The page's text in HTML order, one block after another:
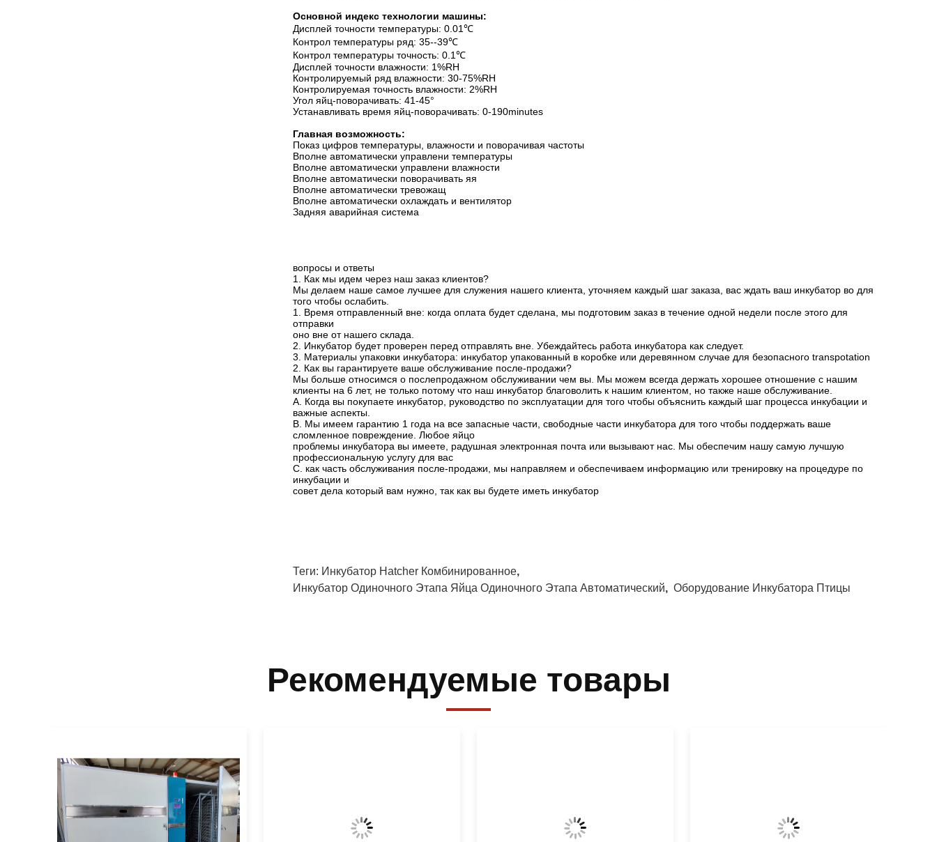
Основной индекс технологии машины:
Дисплей точности температуры: 0.01℃
Контрол температуры ряд: 35--39℃
Контрол температуры точность: 0.1℃
Дисплей точности влажности: 1%RH
Контролируемый ряд влажности: 30-75%RH
Контролируемая точность влажности: 2%RH
Угол яйц-поворачивать: 41-45°
Устанавливать время яйц-поворачивать: 0-190minutes
Главная возможность:
Показ цифров температуры, влажности и поворачивая частоты
Вполне автоматически управлени температуры
Вполне автоматически управлени влажности
Вполне автоматически поворачивать яя
Вполне автоматически тревожащ
Вполне автоматически охлаждать и вентилятор
Задняя аварийная система
вопросы и ответы
1. Как мы идем через наш заказ клиентов?
Мы делаем наше самое лучшее для служения нашего клиента, уточняем каждый шаг заказа, вас ждать ваш инкубатор во для
того чтобы ослабить.
1. Время отправленный вне: когда оплата будет сделана, мы подготовим заказ в течение одной недели после этого для
отправки
оно вне от нашего склада.
2. Инкубатор будет проверен перед отправлять вне. Убеждайтесь работа инкубатора как следует.
3. Материалы упаковки инкубатора: инкубатор упакованный в коробке или деревянном случае для безопасного transpotation
2. Как вы гарантируете ваше обслуживание после-продажи?
Мы больше относимся о послепродажном обслуживании чем вы. Мы можем всегда держать хорошее отношение с нашим
клиенты на 6 лет, не только потому что наш инкубатор благоволить к нашим клиентом, но также наше обслуживание.
A. Когда вы покупаете инкубатор, руководство по эксплуатации для того чтобы объяснить каждый шаг процесса инкубации и
важные аспекты.
B. Мы имеем гарантию 1 года на все запасные части, свободные части инкубатора для того чтобы поддержать ваше
сломленное повреждение. Любое яйцо
проблемы инкубатора вы имеете, радушная электронная почта или вызывают нас. Мы обеспечим нашу самую лучшую
профессиональную услугу для вас
C. как часть обслуживания после-продажи, мы направляем и обеспечиваем информацию или тренировку на процедуре по
инкубации и
совет дела который вам нужно, так как вы будете иметь инкубатор
Теги: Инкубатор Hatcher Комбинированное,
Инкубатор Одиночного Этапа Яйца Одиночного Этапа Автоматический, Оборудование Инкубатора Птицы
Рекомендуемые товары